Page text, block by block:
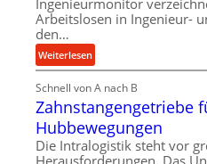
l
i
k
i
V
e
r
g
l
e
i
g
e
u
g
e
s
t
i
g
e
r
t
U
m
Arbeitslosen in Ingenieur-
den…
Weiterlesen:
M
e
h
A
r
Schnell von A nach B
Zahnstangengetriebe
Hubbewegungen
Die Intralogistik steht vor